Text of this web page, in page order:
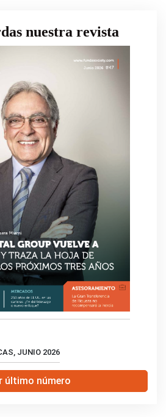
nuestra revista
JUNIO 2026
último número